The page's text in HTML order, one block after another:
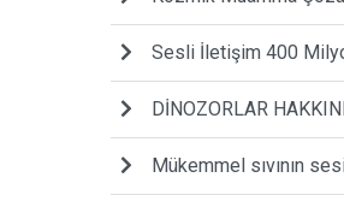
Sesli İletişim 400
DİNOZORLAR
Mükemmel sıvının